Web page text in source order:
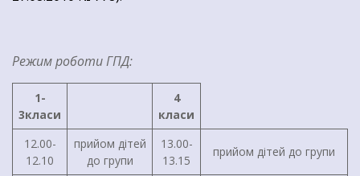
Режим роботи ГПД:
1-
3класи
4
класи
12.00-
12.10
прийом дітей
до групи
13.00-
13.15
прийом дітей до групи